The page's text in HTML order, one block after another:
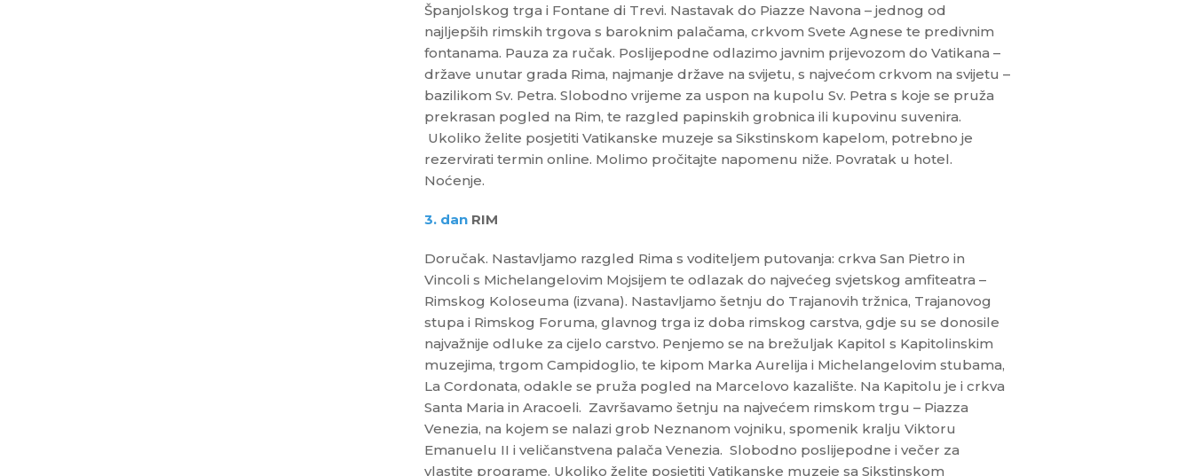
Španjolskog trga i Fontane di Trevi. Nastavak do Piazze Navona – jednog od
najljepših rimskih trgova s baroknim palačama, crkvom Svete Agnese te predivnim
fontanama. Pauza za ručak. Poslijepodne odlazimo javnim prijevozom do Vatikana –
države unutar grada Rima, najmanje države na svijetu, s najvećom crkvom na svijetu –
bazilikom Sv. Petra. Slobodno vrijeme za uspon na kupolu Sv. Petra s koje se pruža
prekrasan pogled na Rim, te razgled papinskih grobnica ili kupovinu suvenira.
Ukoliko želite posjetiti Vatikanske muzeje sa Sikstinskom kapelom, potrebno je
rezervirati termin online. Molimo pročitajte napomenu niže. Povratak u hotel.
Noćenje.
3. dan RIM
Doručak. Nastavljamo razgled Rima s voditeljem putovanja: crkva San Pietro in
Vincoli s Michelangelovim Mojsijem te odlazak do najvećeg svjetskog amfiteatra –
Rimskog Koloseuma (izvana). Nastavljamo šetnju do Trajanovih tržnica, Trajanovog
stupa i Rimskog Foruma, glavnog trga iz doba rimskog carstva, gdje su se donosile
najvažnije odluke za cijelo carstvo. Penjemo se na brežuljak Kapitol s Kapitolinskim
muzejima, trgom Campidoglio, te kipom Marka Aurelija i Michelangelovim stubama,
La Cordonata, odakle se pruža pogled na Marcelovo kazalište. Na Kapitolu je i crkva
Santa Maria in Aracoeli. Završavamo šetnju na najvećem rimskom trgu – Piazza
Venezia, na kojem se nalazi grob Neznanom vojniku, spomenik kralju Viktoru
Emanuelu II i veličanstvena palača Venezia. Slobodno poslijepodne i večer za
vlastite programe. Ukoliko želite posjetiti Vatikanske muzeje sa Sikstinskom